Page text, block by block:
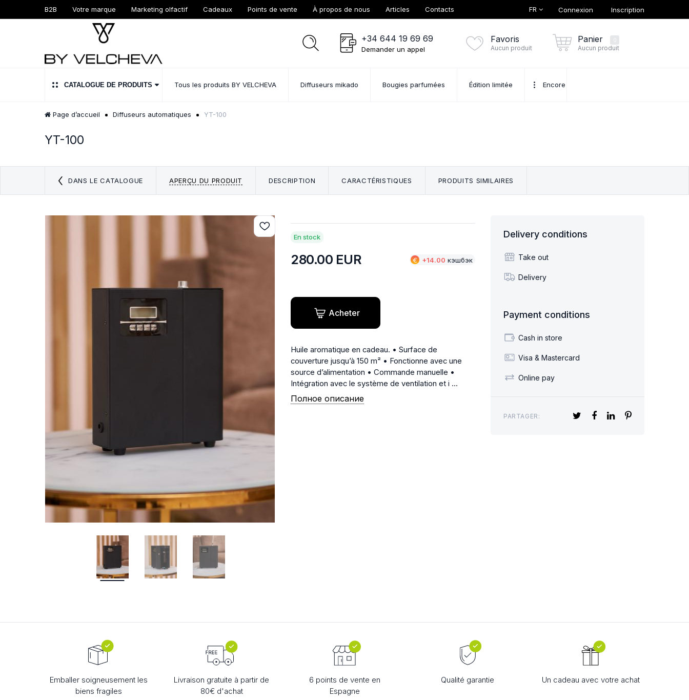
B2B Votre marque Marketing olfactif Cadeaux Points de vente À propos de nous Articles Contacts FR Connexion Inscription
+34 644 19 69 69
Demander un appel
Favoris
Aucun produit
Panier
Aucun produit
CATALOGUE DE PRODUITS
BOUGIES PARFUMÉES ÉDITION LIMITÉE PARFUM D’INTÉRIEUR
COFFRETS CADEAUX ACCESSOIRES
Tous les produits BY VELCHEVA Diffuseurs mikado Bougies parfumées Édition limitée Encore
Page d’accueil Diffuseurs automatiques YT-100
YT-100
DANS LE CATALOGUE APERÇU DU PRODUIT DESCRIPTION CARACTÉRISTIQUES PRODUITS SIMILAIRES
En stock
280.00 EUR € +14.00 кэшбэк
Acheter
Huile aromatique en cadeau. • Surface de
couverture jusqu’à 150 m² • Fonctionne avec une
source d’alimentation • Commande manuelle •
Intégration avec le système de ventilation et i ...
Полное описание
Delivery conditions
Take out
Delivery
Payment conditions
Cash in store
Visa & Mastercard
Online pay
PARTAGER:
Emballer soigneusement les
biens fragiles
Livraison gratuite à partir de
80€ d'achat
6 points de vente en
Espagne
Qualité garantie Un cadeau avec votre achat